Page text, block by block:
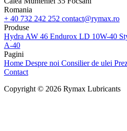
Romania
+ 40 732 242 252 contact@rymax.ro
Produse
Hydra AW 46 Endurox LD 10W-40
A-40
Pagini
Home Despre noi Consilier de ulei
Contact
Copyright © 2026 Rymax Lubricants